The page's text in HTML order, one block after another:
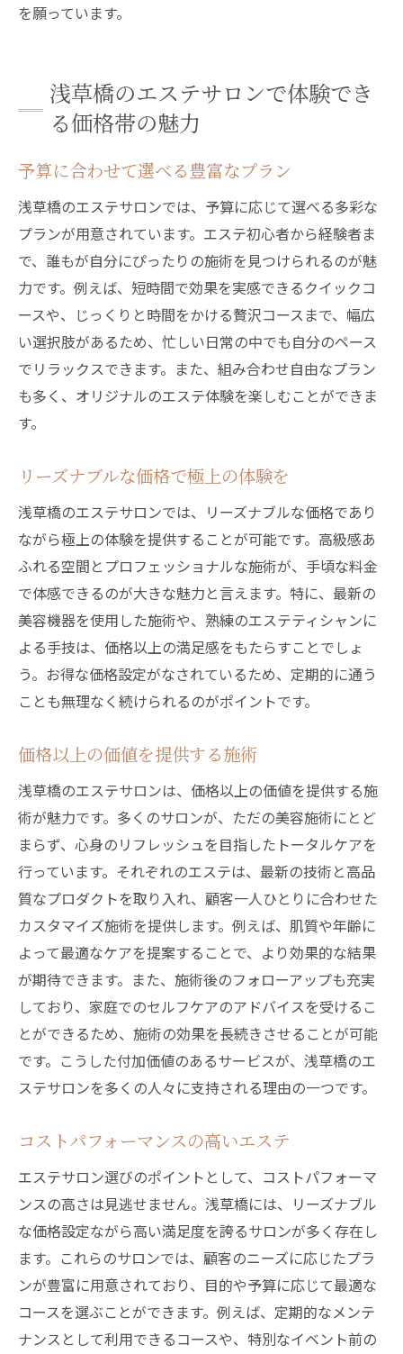
を願っています。
浅草橋のエステサロンで体験でき
る価格帯の魅力
予算に合わせて選べる豊富なプラン
浅草橋のエステサロンでは、予算に応じて選べる多彩な
プランが用意されています。エステ初心者から経験者ま
で、誰もが自分にぴったりの施術を見つけられるのが魅
力です。例えば、短時間で効果を実感できるクイックコ
ースや、じっくりと時間をかける贅沢コースまで、幅広
い選択肢があるため、忙しい日常の中でも自分のペース
でリラックスできます。また、組み合わせ自由なプラン
も多く、オリジナルのエステ体験を楽しむことができま
す。
リーズナブルな価格で極上の体験を
浅草橋のエステサロンでは、リーズナブルな価格であり
ながら極上の体験を提供することが可能です。高級感あ
ふれる空間とプロフェッショナルな施術が、手頃な料金
で体感できるのが大きな魅力と言えます。特に、最新の
美容機器を使用した施術や、熟練のエステティシャンに
よる手技は、価格以上の満足感をもたらすことでしょ
う。お得な価格設定がなされているため、定期的に通う
ことも無理なく続けられるのがポイントです。
価格以上の価値を提供する施術
浅草橋のエステサロンは、価格以上の価値を提供する施
術が魅力です。多くのサロンが、ただの美容施術にとど
まらず、心身のリフレッシュを目指したトータルケアを
行っています。それぞれのエステは、最新の技術と高品
質なプロダクトを取り入れ、顧客一人ひとりに合わせた
カスタマイズ施術を提供します。例えば、肌質や年齢に
よって最適なケアを提案することで、より効果的な結果
が期待できます。また、施術後のフォローアップも充実
しており、家庭でのセルフケアのアドバイスを受けるこ
とができるため、施術の効果を長続きさせることが可能
です。こうした付加価値のあるサービスが、浅草橋のエ
ステサロンを多くの人々に支持される理由の一つです。
コストパフォーマンスの高いエステ
エステサロン選びのポイントとして、コストパフォーマ
ンスの高さは見逃せません。浅草橋には、リーズナブル
な価格設定ながら高い満足度を誇るサロンが多く存在し
ます。これらのサロンでは、顧客のニーズに応じたプラ
ンが豊富に用意されており、目的や予算に応じて最適な
コースを選ぶことができます。例えば、定期的なメンテ
ナンスとして利用できるコースや、特別なイベント前の